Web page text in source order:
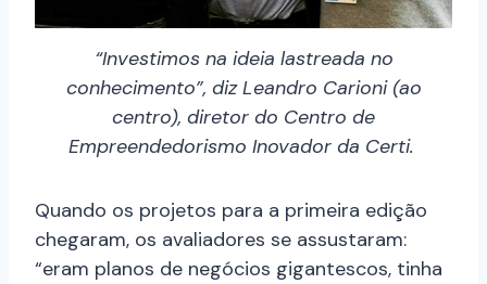
“Investimos na ideia lastreada no
conhecimento”, diz Leandro Carioni (ao
centro), diretor do Centro de
Empreendedorismo Inovador da Certi.
Quando os projetos para a primeira edição
chegaram, os avaliadores se assustaram:
“eram planos de negócios gigantescos, tinha